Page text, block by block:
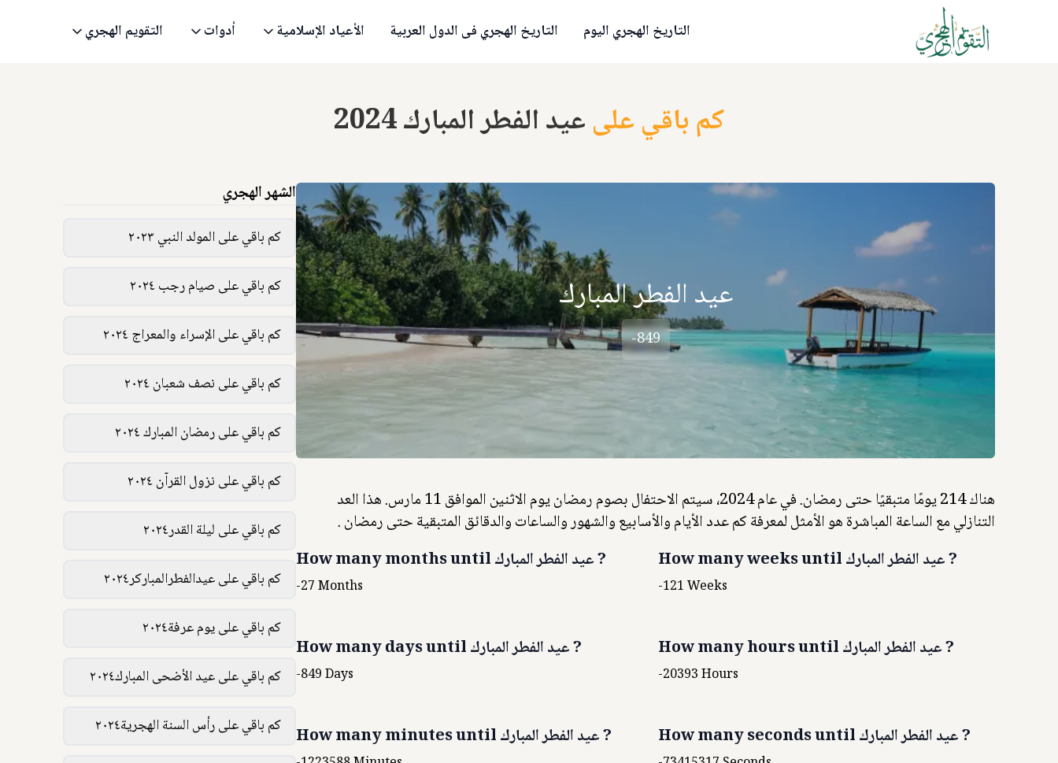
التاريخ الهجري اليوم التاريخ الهجري فى الدول العربية الأعياد الإسلامية أدوات التقويم الهجري
عيد الفطر المبارك 2024كم باقي على
الشهر الهجري
كم باقي على المولد النبي ٢٠٢٣
كم باقي على صيام رجب ٢٠٢٤
كم باقي على الإسراء والمعراج ٢٠٢٤
كم باقي على نصف شعبان ٢٠٢٤
كم باقي على رمضان المبارك ٢٠٢٤
كم باقي على نزول القرآن ٢٠٢٤
كم باقي على ليلة القدر٢٠٢٤
كم باقي على عيدالفطرالمباركر٢٠٢٤
كم باقي على يوم عرفة٢٠٢٤
كم باقي على عيد الأضحى المبارك٢٠٢٤
كم باقي على رأس السنة الهجرية٢٠٢٤
عيد الفطر المبارك
-849
هناك 214 يومًا متبقيًا حتى رمضان. في عام 2024، سيتم الاحتفال بصوم رمضان يوم الاثنين الموافق 11 مارس. هذا العد
التنازلي مع الساعة المباشرة هو الأمثل لمعرفة كم عدد الأيام والأسابيع والشهور والساعات والدقائق المتبقية حتى رمضان .
How many months untilعيد الفطر المبارك?
-27Months
How many weeks untilعيد الفطر المبارك?
-121Weeks
How many days untilعيد الفطر المبارك?
-849Days
How many hours untilعيد الفطر المبارك?
-20393Hours
How many minutes untilعيد الفطر المبارك? How many seconds untilعيد الفطر المبارك?